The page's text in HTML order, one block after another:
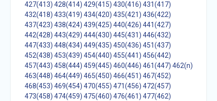
427(413) 428(414) 429(415) 430(416) 431(417)
432(418) 433(419) 434(420) 435(421) 436(422)
437(423) 438(424) 439(425) 440(426) 441(427)
442(428) 443(429) 444(430) 445(431) 446(432)
447(433) 448(434) 449(435) 450(436) 451(437)
452(438) 453(439) 454(440) 455(441) 456(442)
457(443) 458(444) 459(445) 460(446) 461(447) 462(n)
463(448) 464(449) 465(450) 466(451) 467(452)
468(453) 469(454) 470(455) 471(456) 472(457)
473(458) 474(459) 475(460) 476(461) 477(462)